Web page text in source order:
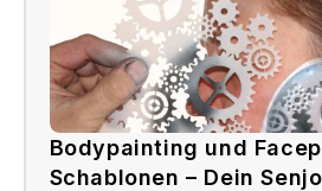
Bodypainting und
Schablonen – Dein